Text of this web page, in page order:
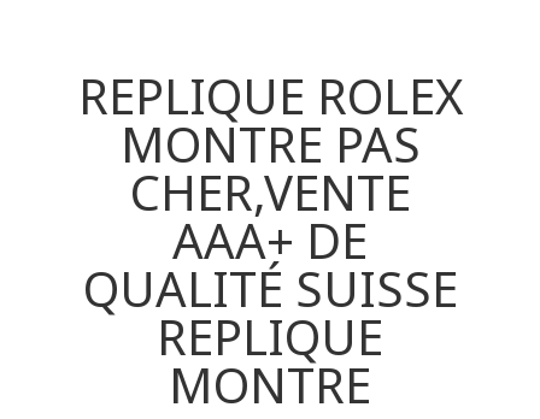
REPLIQUE ROLEX
MONTRE PAS
CHER,VENTE
AAA+ DE
QUALITÉ SUISSE
REPLIQUE
MONTRE